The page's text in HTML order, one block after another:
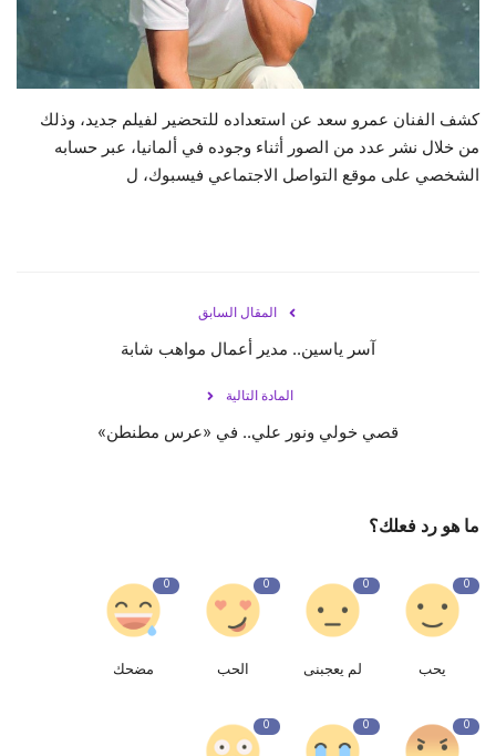
حياة
كشف الفنان عمرو سعد عن استعداده للتحضير لفيلم جديد، وذلك
من خلال نشر عدد من الصور أثناء وجوده في ألمانيا، عبر حسابه
الشخصي على موقع التواصل الاجتماعي فيسبوك، ل
المقال السابق
آسر ياسين.. مدير أعمال مواهب شابة
المادة التالية
قصي خولي ونور علي.. في «عرس مطنطن»
ما هو رد فعلك؟
0
يحب
0
لم يعجبنى
0
الحب
0
مضحك
0
0
0